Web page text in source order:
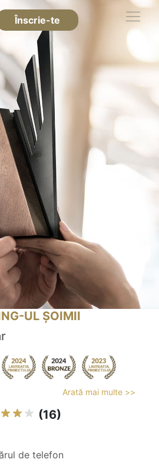
Înscrie-te
UL ȘOIMII
Arată mai multe >>
(16)
de telefon